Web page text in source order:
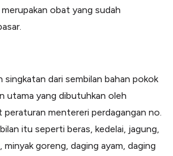
obat yang sudah
singkatan dari sembilan bahan pokok
utama yang dibutuhkan oleh
peraturan mentereri perdagangan no.
itu seperti beras, kedelai, jagung,
minyak goreng, daging ayam, daging